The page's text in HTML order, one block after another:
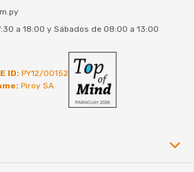
a 18:00 y Sábados de 08:00 a 13:00
ID: PY12/00152
Piroy SA